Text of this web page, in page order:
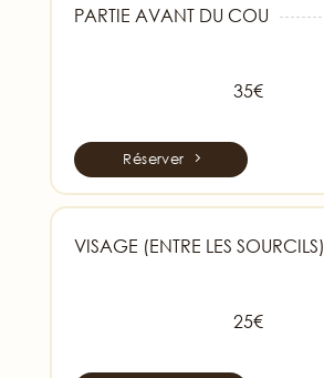
PARTIE AVANT DU COU
35€
Réserver
VISAGE (ENTRE LES SOURCILS)
25€